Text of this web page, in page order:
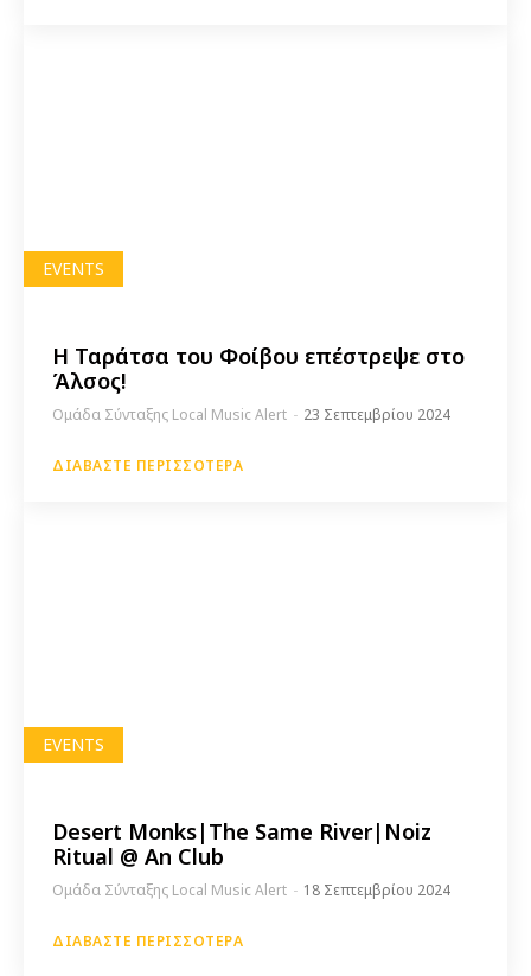
EVENTS
Η Ταράτσα του Φοίβου επέστρεψε στο
Άλσος!
Ομάδα Σύνταξης Local Music Alert - 23 Σεπτεμβρίου 2024
ΔΙΑΒΆΣΤΕ ΠΕΡΙΣΣΌΤΕΡΑ
EVENTS
Desert Monks|The Same River|Noiz
Ritual @ An Club
Ομάδα Σύνταξης Local Music Alert - 18 Σεπτεμβρίου 2024
ΔΙΑΒΆΣΤΕ ΠΕΡΙΣΣΌΤΕΡΑ